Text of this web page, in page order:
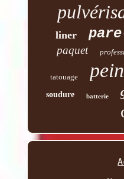
liner
paquet
tatouage
soudure batterie